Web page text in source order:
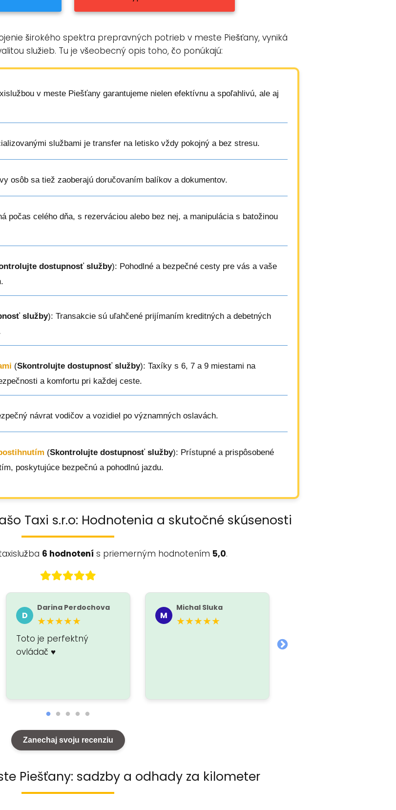
širokého spektra prepravných potrieb v meste Piešťany, vyniká
služieb. Tu je všeobecný opis toho, čo ponúkajú:
v meste Piešťany garantujeme nielen efektívnu a spoľahlivú, ale aj
službami je transfer na letisko vždy pokojný a bez stresu.
osôb sa tiež zaoberajú doručovaním balíkov a dokumentov.
počas celého dňa, s rezerváciou alebo bez nej, a manipulácia s batožinou
dostupnosť služby): Pohodlné a bezpečné cesty pre vás a vaše
služby): Transakcie sú uľahčené prijímaním kreditných a debetných
(Skontrolujte dostupnosť služby): Taxíky s 6, 7 a 9 miestami na
a komfortu pri každej ceste.
návrat vodičov a vozidiel po významných oslavách.
(Skontrolujte dostupnosť služby): Prístupné a prispôsobené
poskytujúce bezpečnú a pohodlnú jazdu.
Taxi s.r.o: Hodnotenia a skutočné skúsenosti
6 hodnotení s priemerným hodnotením 5,0.
D
Darina Perdochova
★★★★★
Toto je perfektný
ovládač ♥️
M
Michal Sluka
★★★★★
Zanechaj svoju recenziu
Piešťany: sadzby a odhady za kilometer